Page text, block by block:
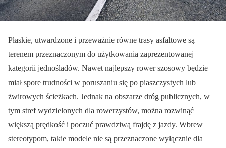
Płaskie, utwardzone i przeważnie równe trasy asfaltowe są
terenem przeznaczonym do użytkowania zaprezentowanej
kategorii jednośladów. Nawet najlepszy rower szosowy będzie
miał spore trudności w poruszaniu się po piaszczystych lub
żwirowych ścieżkach. Jednak na obszarze dróg publicznych, w
tym stref wydzielonych dla rowerzystów, można rozwinąć
większą prędkość i poczuć prawdziwą frajdę z jazdy. Wbrew
stereotypom, takie modele nie są przeznaczone wyłącznie dla